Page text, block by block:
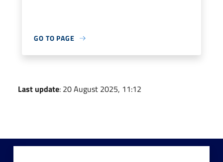
GO TO PAGE
Last update: 20 August 2025, 11:12